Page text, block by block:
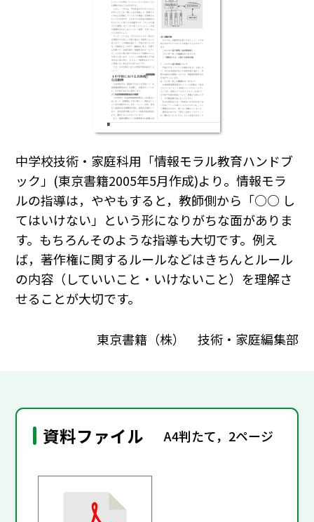
中学校技術・家庭科用「情報モラル教育ハンドブ
ック」(東京書籍2005年5月作成)より。情報モラ
ルの指導は，ややもすると，教師側から「○○ し
てはいけない」という形になりがちな面がありま
す。もちろんそのような指導も大切です。例え
ば，著作権に関するルールなどはきちんとルール
の内容（していいこと・いけないこと）を理解さ
せることが大切です。
東京書籍（株） 技術・家庭編集部
資料ファイル A4判たて，2ページ